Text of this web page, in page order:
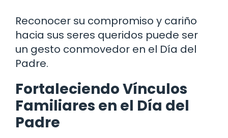
Reconocer su compromiso y cariño
hacia sus seres queridos puede ser
un gesto conmovedor en el Día del
Padre.
Fortaleciendo Vínculos
Familiares en el Día del
Padre